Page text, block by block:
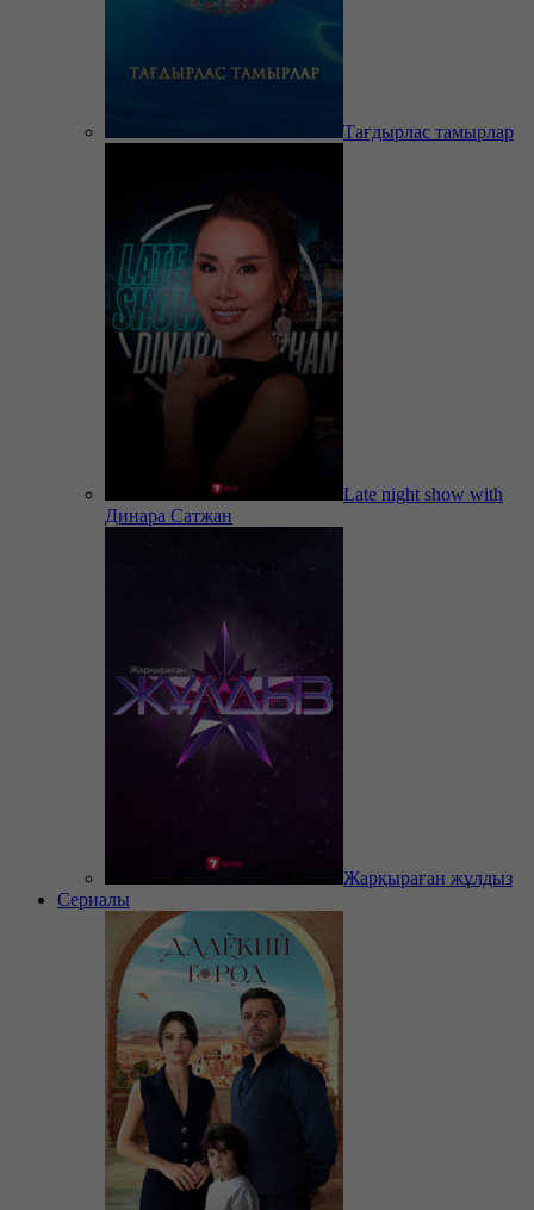
Тағдырлас тамырлар
Late night show with
Динара Сатжан
Жарқыраған жұлдыз
Сериалы